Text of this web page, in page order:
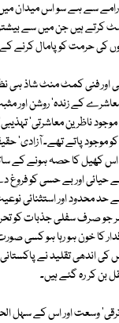
ڈرامے سے ہے سو اس میدان
کرتے ہیں جن میں سے
کی حرمت کو پامال کرنے
اور فنی کمٹ منٹ شاذ
کے زندہ' روشن اور
ناظرین معاشرتی'
موجود پاتے تھے۔ آزادی'
اس کھیل کا حصہ ہونے کے
بے حیائی اور بے حسی کو
اور استثنائی
جو صرف سفلی جذبات کو
کا خون ہو رہا ہو کسی صورت
کی اندھی تقلید نے
بن کر رہ گئے ہیں۔
وسعت اور اس کے سہل